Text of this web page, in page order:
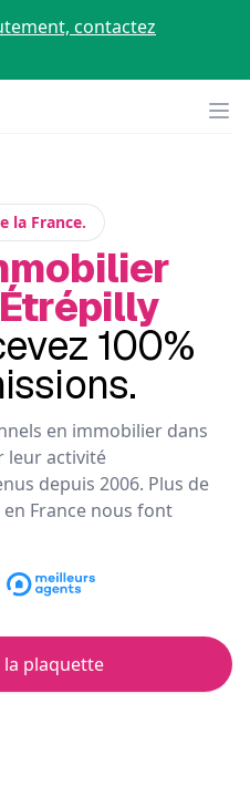
contactez
la France.
100%
en immobilier dans
leur activité
depuis 2006. Plus de
France nous font
la plaquette